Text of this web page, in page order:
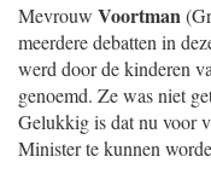
Mevrouw Voortman
meerdere debatten in
werd door de kinderen
genoemd. Ze was niet
Gelukkig is dat nu voor
Minister te kunnen